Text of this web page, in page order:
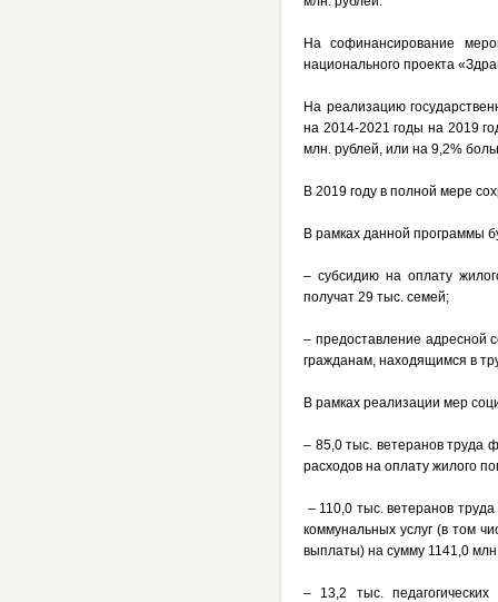
На софинансирование
национального проекта
На реализацию
на 2014-2021 годы на 2019
млн. рублей, или на 9,2%
В 2019 году в полной мере
В рамках данной программы
– субсидию на оплату
получат 29 тыс. семей;
– предоставление адресной
гражданам, находящимся в
В рамках реализации мер
– 85,0 тыс. ветеранов труда
расходов на оплату жилого
– 110,0 тыс. ветеранов
коммунальных услуг (в том
выплаты) на сумму 1141,0
– 13,2 тыс.